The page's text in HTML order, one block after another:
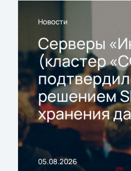
Новости
Серверы
(кластер
решением
хранения
05.08.2026